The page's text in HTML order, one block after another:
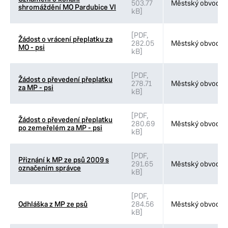
Životní prostředí a doprava MO II
shromáždění MO Pardubice VI
503.77
kB]
Městský obvod VI
Žádost o vrácení přeplatku za
MO - psi
[PDF,
282.05
kB]
Městský obvod VI
Žádost o převedení přeplatku
za MP - psi
[PDF,
278.71
kB]
Městský obvod VI
Žádost o převedení přeplatku
po zemeřelém za MP - psi
[PDF,
280.69
kB]
Městský obvod VI
Přiznání k MP ze psů 2009 s
označením správce
[PDF,
291.65
kB]
Městský obvod VI
Odhláška z MP ze psů
[PDF,
284.56
kB]
Městský obvod VI